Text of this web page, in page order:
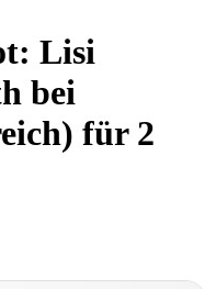
Lisi
bei
für 2